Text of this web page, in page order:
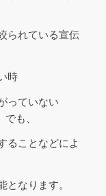
られている宣伝
時
っていない
も、
ることなどによ
なります。